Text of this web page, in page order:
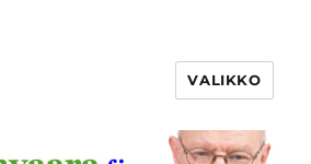
VALIKKO